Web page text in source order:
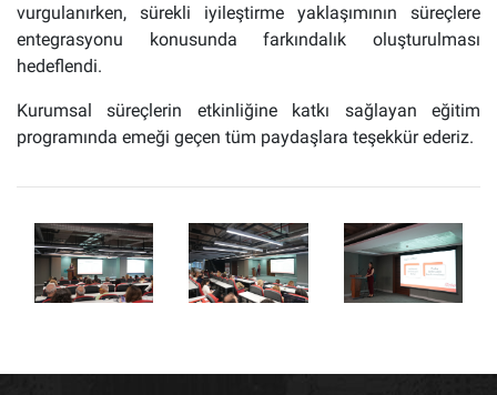
vurgulanırken, sürekli iyileştirme yaklaşımının süreçlere
entegrasyonu konusunda farkındalık oluşturulması
hedeflendi.
Kurumsal süreçlerin etkinliğine katkı sağlayan eğitim
programında emeği geçen tüm paydaşlara teşekkür ederiz.